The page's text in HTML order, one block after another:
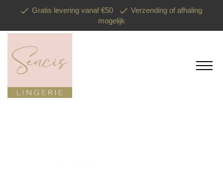
Gratis levering vanaf €50
Verzending of afhaling
mogelijk